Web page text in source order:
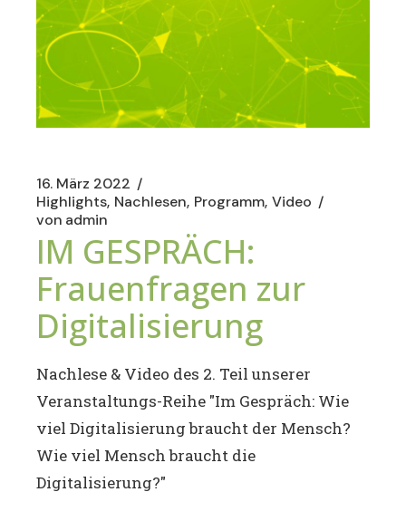
16. März 2022
Highlights Nachlesen Programm Video
von admin
IM GESPRÄCH:
Frauenfragen zur
Digitalisierung
Nachlese & Video des 2. Teil unserer
Veranstaltungs-Reihe "Im Gespräch: Wie
viel Digitalisierung braucht der Mensch?
Wie viel Mensch braucht die
Digitalisierung?"